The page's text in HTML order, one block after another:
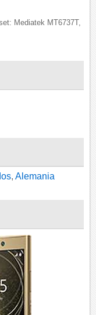
Mediatek MT6737T,
, Alemania